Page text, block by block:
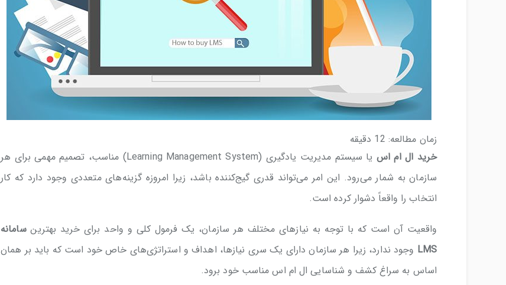
زمان مطالعه: 12 دقیقه
خرید ال ام اس
یا سیستم مدیریت یادگیری (Learning Management System) مناسب، تصمیم مهمی برای هر
سازمان به شمار می‌رود. این امر می‌تواند قدری گیج‌کننده باشد، زیرا امروزه گزینه‌های متعددی وجود دارد که کار
انتخاب را واقعاً دشوار کرده است.
واقعیت آن است که با توجه به نیازهای مختلف هر سازمان، یک فرمول کلی و واحد برای خرید بهترینسامانه
LMS وجود ندارد، زیرا هر سازمان دارای یک سری نیازها، اهداف و استراتژی‌های خاص خود است که باید بر همان
اساس به سراغ کشف و شناسایی ال ام اس مناسب خود برود.